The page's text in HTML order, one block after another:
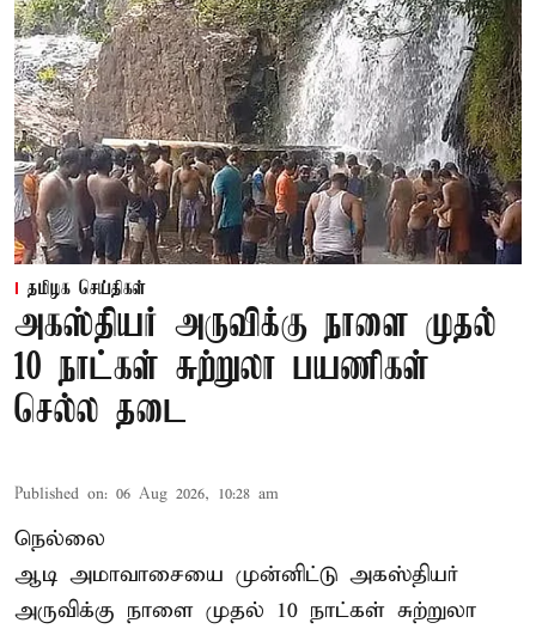
தமிழக செய்திகள்
அகஸ்தியர் அருவிக்கு நாளை முதல்
10 நாட்கள் சுற்றுலா பயணிகள்
செல்ல தடை
Published on: 06 Aug 2026, 10:28 am
நெல்லை
ஆடி அமாவாசையை முன்னிட்டு அகஸ்தியர்
அருவிக்கு நாளை முதல் 10 நாட்கள் சுற்றுலா